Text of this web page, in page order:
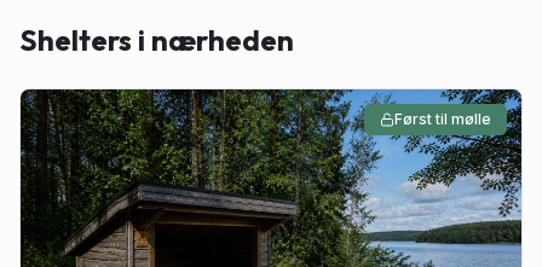
Shelters i nærheden
Først til mølle